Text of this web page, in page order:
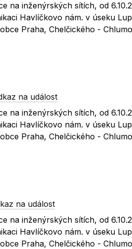
na inženýrských sítích, od
Havlíčkovo nám. v úseku
Praha, Chelčického -
na událost
na inženýrských sítích, od
Havlíčkovo nám. v úseku
Praha, Chelčického -
na událost
na inženýrských sítích, od
Havlíčkovo nám. v úseku
Praha, Chelčického -